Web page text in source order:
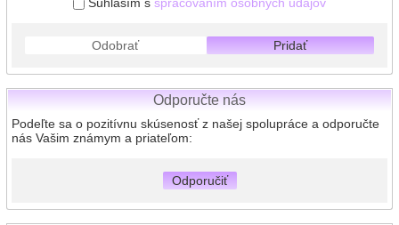
Odobrať Pridať
Odporučte nás
Podeľte sa o pozitívnu skúsenosť z našej spolupráce a odporučte
nás Vašim známym a priateľom:
Odporučiť